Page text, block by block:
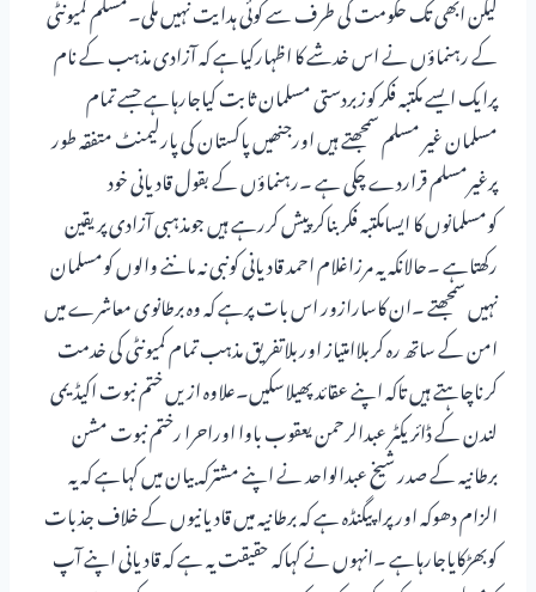
لیکن ابھی تک حکومت کی طرف سے کوئی ہدایت نہیں ملی۔مسلم کمیونٹی
کے رہنماؤں نے اس خدشے کا اظہارکیاہے کہ آزادی مذہب کے نام
پرایک ایسے مکتبہ فکر کوزبردستی مسلمان ثابت کیاجارہاہے جسے تمام
مسلمان غیر مسلم سمجھتے ہیں اورجنھیں پاکستان کی پارلیمنٹ متفقہ طور
پرغیرمسلم قراردے چکی ہے ۔رہنماؤں کے بقول قادیانی خود
کومسلمانوں کا ایسامکتبہ فکر بناکر پیش کررہے ہیں جومذہبی آزادی پریقین
رکھتاہے ۔حالانکہ یہ مرزاغلام احمد قادیانی کونبی نہ ماننے والوں کومسلمان
نہیں سمجھتے ۔ان کاسارازور اس بات پرہے کہ وہ برطانوی معاشرے میں
امن کے ساتھ رہ کربلاامتیاز اوربلاتفریق مذہب تمام کمیونٹی کی خدمت
کرناچاہتے ہیں تاکہ اپنے عقائد پھیلاسکیں۔علاوہ ازیں ختم نبوت اکیڈیمی
لندن کے ڈائریکٹر عبدالرحمن یعقوب باوا اوراحرا رختم نبوت مشن
برطانیہ کے صدر شیخ عبدالواحد نے اپنے مشترکہ بیان میں کہاہے کہ یہ
الزام دھوکہ اورپراپیگنڈہ ہے کہ برطانیہ میں قادیانیوں کے خلاف جذبات
کوبھڑکایاجارہاہے ۔انہوں نے کہاکہ حقیقت یہ ہے کہ قادیانی اپنے آپ